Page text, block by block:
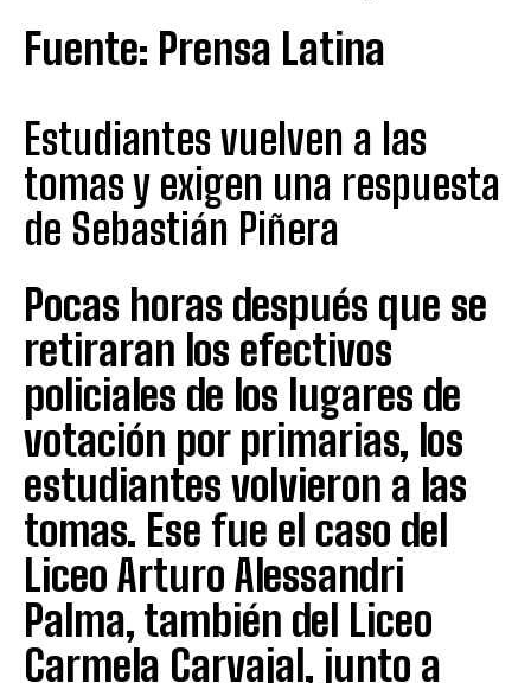
Fuente: Prensa Latina
Estudiantes vuelven a las
tomas y exigen una respuesta
de Sebastián Piñera
Pocas horas después que se
retiraran los efectivos
policiales de los lugares de
votación por primarias, los
estudiantes volvieron a las
tomas. Ese fue el caso del
Liceo Arturo Alessandri
Palma, también del Liceo
Carmela Carvajal, junto a